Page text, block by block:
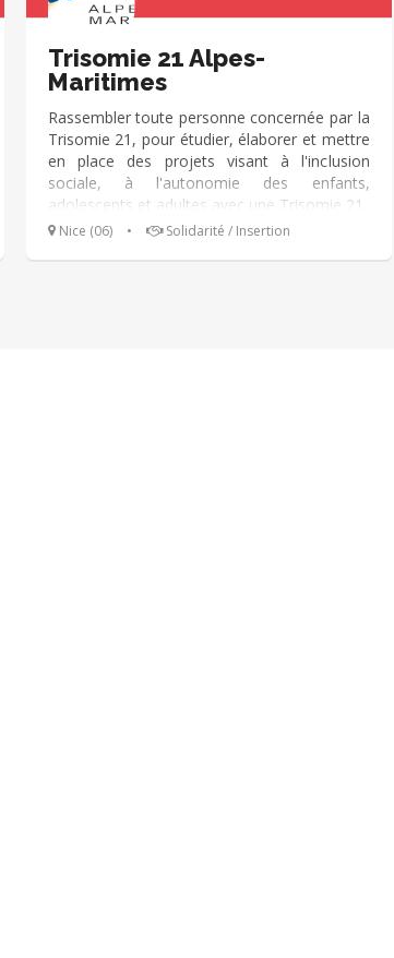
Trisomie 21 Alpes-
Maritimes
Rassembler toute personne concernée par la
Trisomie 21, pour étudier, élaborer et mettre
en place des projets visant à l'inclusion
sociale, à l'autonomie des enfants,
adolescents et adultes avec une Trisomie 21
Nice (06) • Solidarité / Insertion